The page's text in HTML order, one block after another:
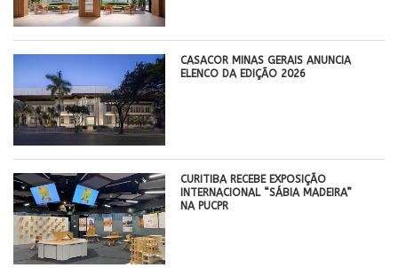
CASACOR MINAS GERAIS ANUNCIA
ELENCO DA EDIÇÃO 2026
CURITIBA RECEBE EXPOSIÇÃO
INTERNACIONAL “SÁBIA MADEIRA”
NA PUCPR